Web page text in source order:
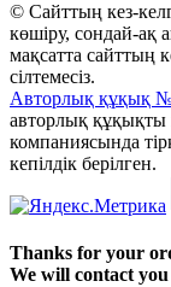
© Сайттың кез-
көшіру, сондай-ақ
мақсатта сайттың
сілтемесіз.
Авторлық құқық №
авторлық құқықты
компаниясында
кепілдік берілген.
Thanks for your
We will contact you